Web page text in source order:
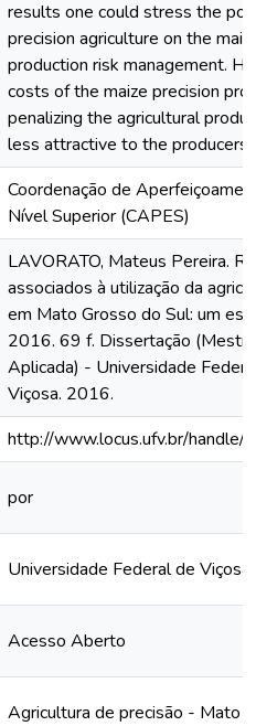
results one could stress the
precision agriculture on the
production risk management.
costs of the maize precision
penalizing the agricultural
less attractive to the producers.
Coordenação de
Nível Superior (CAPES)
LAVORATO, Mateus Pereira.
associados à utilização da
em Mato Grosso do Sul: um
2016. 69 f. Dissertação
Aplicada) - Universidade
Viçosa. 2016.
http://www.locus.ufv.br/
por
Universidade Federal de Viçosa
Acesso Aberto
Agricultura de precisão - Mato